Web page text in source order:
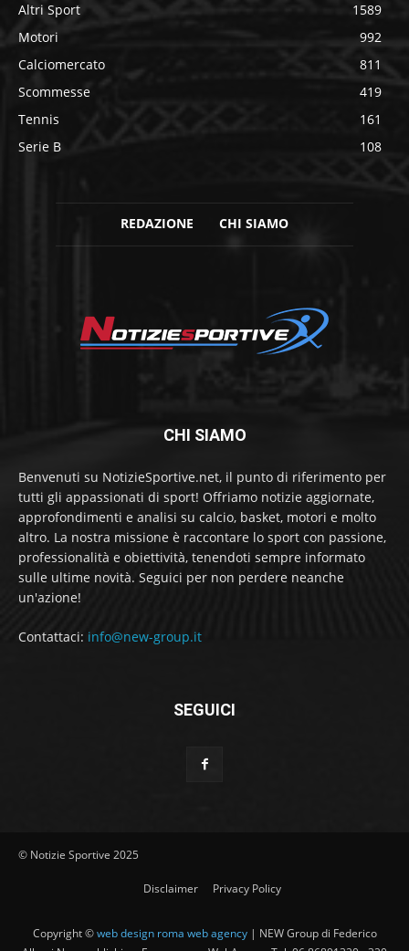
Altri Sport
1589
Motori
992
Calciomercato
811
Scommesse
419
Tennis
161
Serie B
108
REDAZIONE CHI SIAMO
CHI SIAMO
Benvenuti su NotizieSportive.net, il punto di riferimento per
tutti gli appassionati di sport! Offriamo notizie aggiornate,
approfondimenti e analisi su calcio, basket, motori e molto
altro. La nostra missione è raccontare lo sport con passione,
professionalità e obiettività, tenendoti sempre informato
sulle ultime novità. Seguici per non perdere neanche
un'azione!
Contattaci: info@new-group.it
SEGUICI
© Notizie Sportive 2025
Disclaimer Privacy Policy
Copyright ©web design roma web agency| NEW Group di Federico